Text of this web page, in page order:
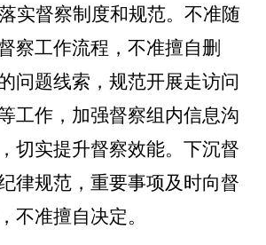
实督察制度和规范。不准随
察工作流程，不准擅自删
问题线索，规范开展走访问
工作，加强督察组内信息沟
切实提升督察效能。下沉督
律规范，重要事项及时向督
不准擅自决定。